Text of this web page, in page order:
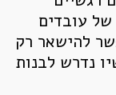
של עובדים
להישאר רק
נדרש לבנות